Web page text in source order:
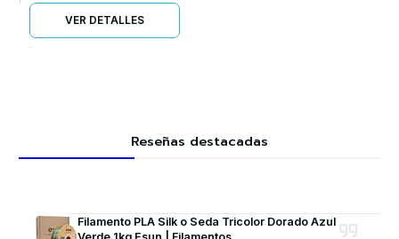
VER DETALLES
Reseñas destacadas
Filamento PLA Silk o Seda Tricolor Dorado Azul